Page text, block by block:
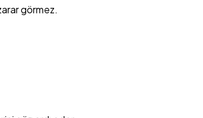
görmez.